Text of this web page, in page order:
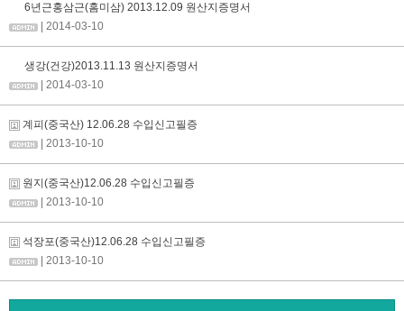
6년근홍삼근(홈미삼) 2013.12.09 원산지증명서
| 2014-03-10
생강(건강)2013.11.13 원산지증명서
| 2014-03-10
계피(중국산) 12.06.28 수입신고필증
| 2013-10-10
원지(중국산)12.06.28 수입신고필증
| 2013-10-10
석장포(중국산)12.06.28 수입신고필증
| 2013-10-10